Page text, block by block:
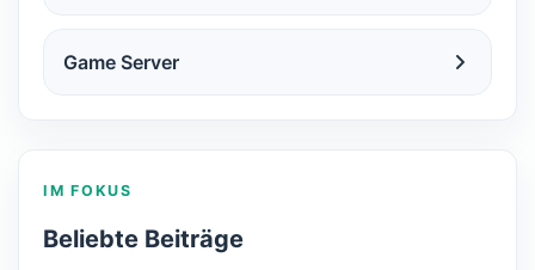
Game Server
IM FOKUS
Beliebte Beiträge